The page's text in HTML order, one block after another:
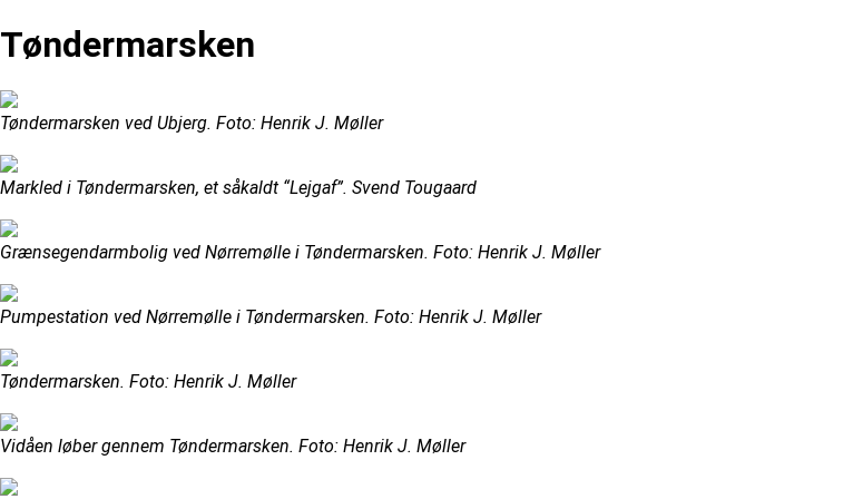
Tøndermarsken
Tøndermarsken ved Ubjerg. Foto: Henrik J. Møller
Markled i Tøndermarsken, et såkaldt “Lejgaf”. Svend Tougaard
Grænsegendarmbolig ved Nørremølle i Tøndermarsken. Foto: Henrik J. Møller
Pumpestation ved Nørremølle i Tøndermarsken. Foto: Henrik J. Møller
Tøndermarsken. Foto: Henrik J. Møller
Vidåen løber gennem Tøndermarsken. Foto: Henrik J. Møller